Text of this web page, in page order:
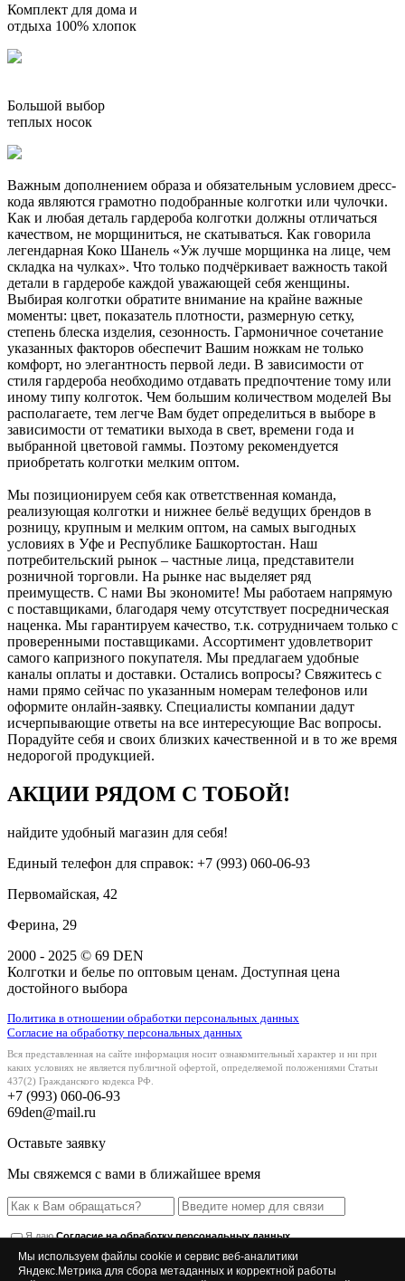
Комплект для дома и
отдыха 100% хлопок
Большой выбор
теплых носок
Важным дополнением образа и обязательным условием дресс-
кода являются грамотно подобранные колготки или чулочки.
Как и любая деталь гардероба колготки должны отличаться
качеством, не морщиниться, не скатываться. Как говорила
легендарная Коко Шанель «Уж лучше морщинка на лице, чем
складка на чулках». Что только подчёркивает важность такой
детали в гардеробе каждой уважающей себя женщины.
Выбирая колготки обратите внимание на крайне важные
моменты: цвет, показатель плотности, размерную сетку,
степень блеска изделия, сезонность. Гармоничное сочетание
указанных факторов обеспечит Вашим ножкам не только
комфорт, но элегантность первой леди. В зависимости от
стиля гардероба необходимо отдавать предпочтение тому или
иному типу колготок. Чем большим количеством моделей Вы
располагаете, тем легче Вам будет определиться в выборе в
зависимости от тематики выхода в свет, времени года и
выбранной цветовой гаммы. Поэтому рекомендуется
приобретать колготки мелким оптом.
Мы позиционируем себя как ответственная команда,
реализующая колготки и нижнее бельё ведущих брендов в
розницу, крупным и мелким оптом, на самых выгодных
условиях в Уфе и Республике Башкортостан. Наш
потребительский рынок – частные лица, представители
розничной торговли. На рынке нас выделяет ряд
преимуществ. С нами Вы экономите! Мы работаем напрямую
с поставщиками, благодаря чему отсутствует посредническая
наценка. Мы гарантируем качество, т.к. сотрудничаем только с
проверенными поставщиками. Ассортимент удовлетворит
самого капризного покупателя. Мы предлагаем удобные
каналы оплаты и доставки. Остались вопросы? Свяжитесь с
нами прямо сейчас по указанным номерам телефонов или
оформите онлайн-заявку. Специалисты компании дадут
исчерпывающие ответы на все интересующие Вас вопросы.
Порадуйте себя и своих близких качественной и в то же время
недорогой продукцией.
АКЦИИ РЯДОМ С ТОБОЙ!
найдите удобный магазин для себя!
Единый телефон для справок: +7 (993) 060-06-93
Первомайская, 42
Ферина, 29
2000 - 2025 © 69 DEN
Колготки и белье по оптовым ценам. Доступная цена
достойного выбора
Политика в отношении обработки персональных данных
Согласие на обработку персональных данных
Вся представленная на сайте информация носит ознакомительный характер и ни при
каких условиях не является публичной офертой, определяемой положениями Статьи
437(2) Гражданского кодекса РФ.
+7 (993) 060-06-93
69den@mail.ru
Оставьте заявку
Мы свяжемся с вами в ближайшее время
Я даюСогласие на обработку персональных данных
Я ознакомлен и согласен сПолитикой в отношении обработки
персональных данных
Мы используем файлы cookie и сервис веб-аналитики
Яндекс.Метрика для сбора метаданных и корректной работы